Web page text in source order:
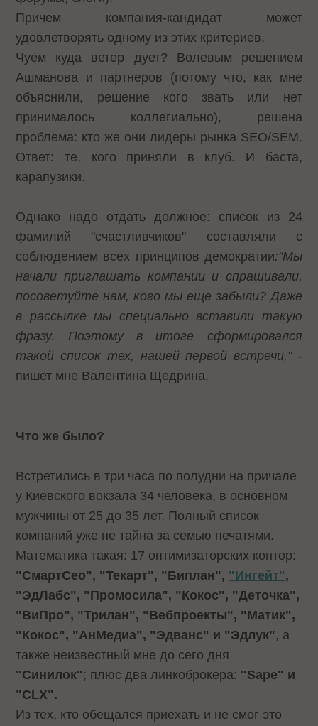
Причем компания-кандидат может
удовлетворять одному из этих критериев.
Чуем куда ветер дует? Волевым решением
Ашманова и партнеров (потому что, как мне
объяснили, решение кого звать или нет
принималось коллегиально), решена
проблема: кто же они лидеры рынка SEO/SEM.
Ответ: те, кого приняли в клуб. И баста,
карапузики.
Однако надо отдать должное: список из 24
фамилий "счастливчиков" составляли с
соблюдением всех принципов демократии:"Мы
начали приглашать компании и спрашивали,
посоветуйте нам, кого мы еще забыли? Даже
в рассылке мы специально вставили такую
фразу. Поэтому в итоге сформировался
такой список тех, нашей первой встречи,"-
пишет мне Валентина Щедрина.
Что же было?
Встретились в три часа по полудни на причале
у Киевского вокзала 34 человека, в основном
мужчины от 25 до 35 лет. Полный список
компаний уже не тайна за семью печатями.
Математика такая: 17 оптимизаторских контор:
"СмартСео", "Текарт", "Биплан", "Ингейт",
"ЭдЛабс", "Промосила", "Кокос", "Деточка",
"ВиПро", "Трилан", "Вебпроекты", "Матик",
"Кокос", "АнМедиа", "Эдванс" и "Эдлук" , а
также неизвестный мне до сего дня
"Синилок" ; плюс два линкоброкера: "Sape" и
"CLX".
Из тех, кто обещался приехать и не смог это